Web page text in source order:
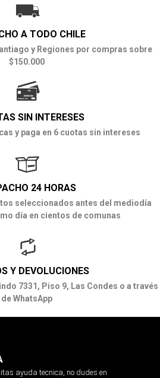
A TODO CHILE
y Regiones por compras sobre
$150.000
SIN INTERESES
y paga en 6 cuotas sin intereses
24 HORAS
seleccionados antes del mediodía
día en cientos de comunas
Y DEVOLUCIONES
7331, Piso 9, Las Condes o a través
de WhatsApp
ayuda tecnica, no dudes en